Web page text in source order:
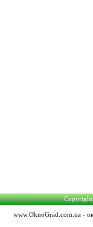
www.OknoGrad.com.ua -